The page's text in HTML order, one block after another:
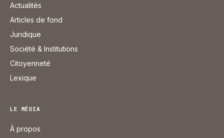
Actualités
Articles de fond
Juridique
Société & Institutions
Citoyenneté
Lexique
LE MÉDIA
À propos